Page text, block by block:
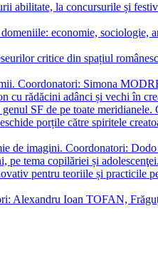
abilitate, la concursurile și
economie,
critice din spațiul
Coordonatori: Simona
rădăcini adânci și vechi în
SF de pe toate
porțile către spiritele
de imagini. Coordonatori:
pe tema copilăriei și
pentru teoriile și practicile
Alexandru Ioan TOFAN,